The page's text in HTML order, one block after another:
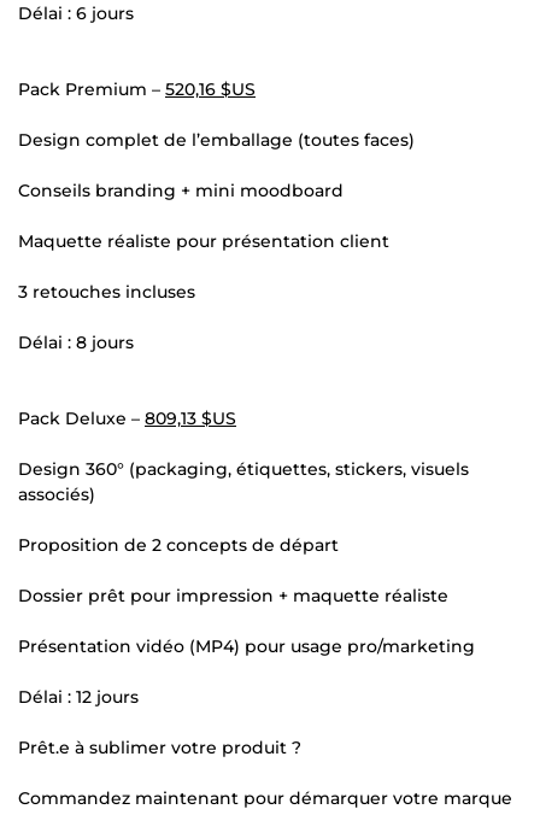
Délai : 6 jours
Pack Premium – 520,16 $US
Design complet de l’emballage (toutes faces)
Conseils branding + mini moodboard
Maquette réaliste pour présentation client
3 retouches incluses
Délai : 8 jours
Pack Deluxe – 809,13 $US
Design 360° (packaging, étiquettes, stickers, visuels
associés)
Proposition de 2 concepts de départ
Dossier prêt pour impression + maquette réaliste
Présentation vidéo (MP4) pour usage pro/marketing
Délai : 12 jours
Prêt.e à sublimer votre produit ?
Commandez maintenant pour démarquer votre marque